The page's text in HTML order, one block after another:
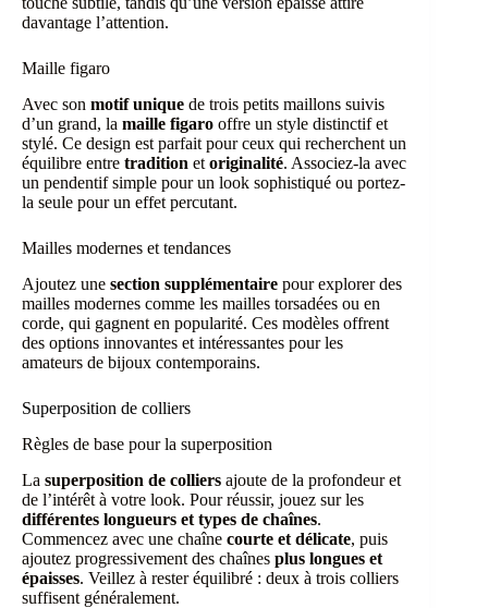
davantage l’attention.
Maille figaro
Avec son motif unique de trois petits maillons suivis
d’un grand, la maille figaro offre un style distinctif et
stylé. Ce design est parfait pour ceux qui recherchent un
équilibre entre tradition et originalité. Associez-la avec
un pendentif simple pour un look sophistiqué ou portez-
la seule pour un effet percutant.
Mailles modernes et tendances
Ajoutez une section supplémentaire pour explorer des
mailles modernes comme les mailles torsadées ou en
corde, qui gagnent en popularité. Ces modèles offrent
des options innovantes et intéressantes pour les
amateurs de bijoux contemporains.
Superposition de colliers
Règles de base pour la superposition
La superposition de colliers ajoute de la profondeur et
de l’intérêt à votre look. Pour réussir, jouez sur les
différentes longueurs et types de chaînes.
Commencez avec une chaîne courte et délicate, puis
ajoutez progressivement des chaînes plus longues et
épaisses. Veillez à rester équilibré : deux à trois colliers
suffisent généralement.